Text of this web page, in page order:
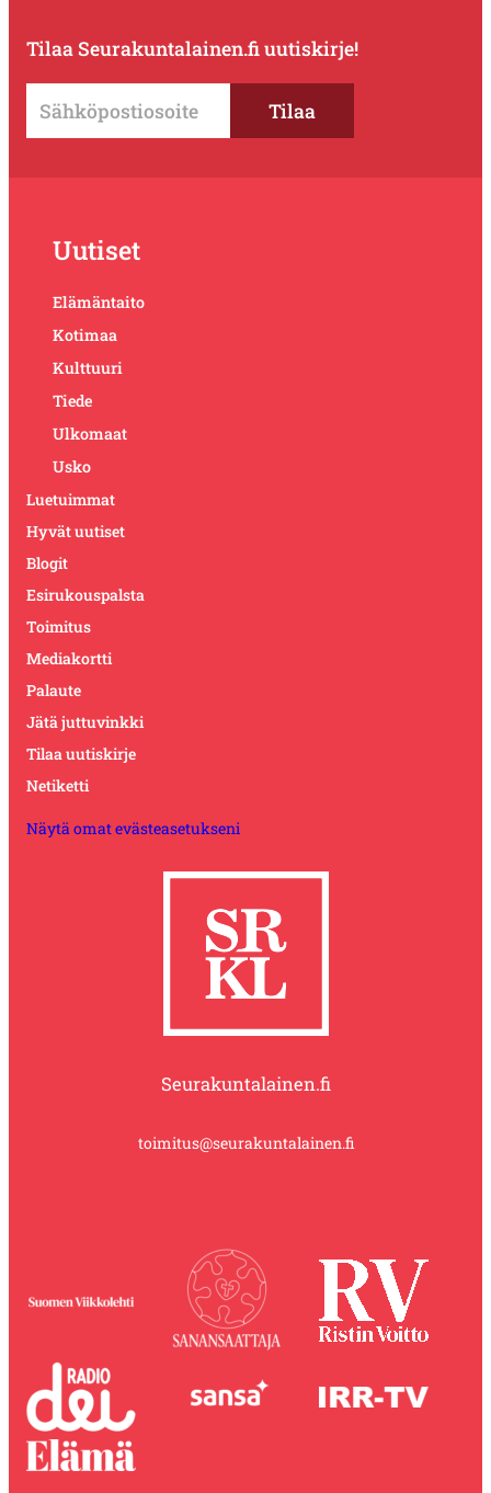
Tilaa Seurakuntalainen.fi uutiskirje!
Uutiset
Elämäntaito
Kotimaa
Kulttuuri
Tiede
Ulkomaat
Usko
Luetuimmat
Hyvät uutiset
Blogit
Esirukouspalsta
Toimitus
Mediakortti
Palaute
Jätä juttuvinkki
Tilaa uutiskirje
Netiketti
Näytä omat evästeasetukseni
Seurakuntalainen.fi
toimitus@seurakuntalainen.fi